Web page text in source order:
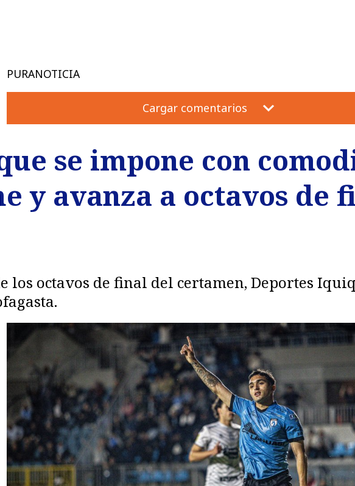
PURANOTICIA
Cargar comentarios
se impone con
y avanza a octavos de
los octavos de final del certamen, Deportes